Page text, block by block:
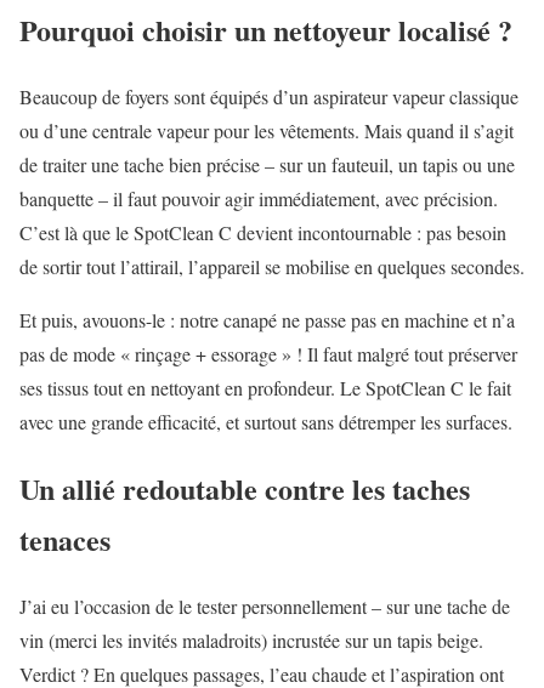
Pourquoi choisir un nettoyeur localisé ?
Beaucoup de foyers sont équipés d’un aspirateur vapeur classique
ou d’une centrale vapeur pour les vêtements. Mais quand il s’agit
de traiter une tache bien précise – sur un fauteuil, un tapis ou une
banquette – il faut pouvoir agir immédiatement, avec précision.
C’est là que le SpotClean C devient incontournable : pas besoin
de sortir tout l’attirail, l’appareil se mobilise en quelques secondes.
Et puis, avouons-le : notre canapé ne passe pas en machine et n’a
pas de mode « rinçage + essorage » ! Il faut malgré tout préserver
ses tissus tout en nettoyant en profondeur. Le SpotClean C le fait
avec une grande efficacité, et surtout sans détremper les surfaces.
Un allié redoutable contre les taches
tenaces
J’ai eu l’occasion de le tester personnellement – sur une tache de
vin (merci les invités maladroits) incrustée sur un tapis beige.
Verdict ? En quelques passages, l’eau chaude et l’aspiration ont